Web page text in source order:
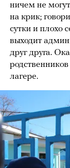
ничем не
на крик;
сутки и плохо
выходит
друг друга.
лагере.